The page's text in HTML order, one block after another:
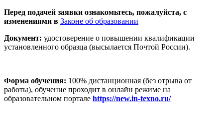
Перед подачей заявки ознакомьтесь, пожалуйста, с
изменениями в Законе об образовании
Документ: удостоверение о повышении квалификации
установленного образца (высылается Почтой России).
Форма обучения: 100% дистанционная (без отрыва от
работы), обучение проходит в онлайн режиме на
образовательном портале https://new.in-texno.ru/